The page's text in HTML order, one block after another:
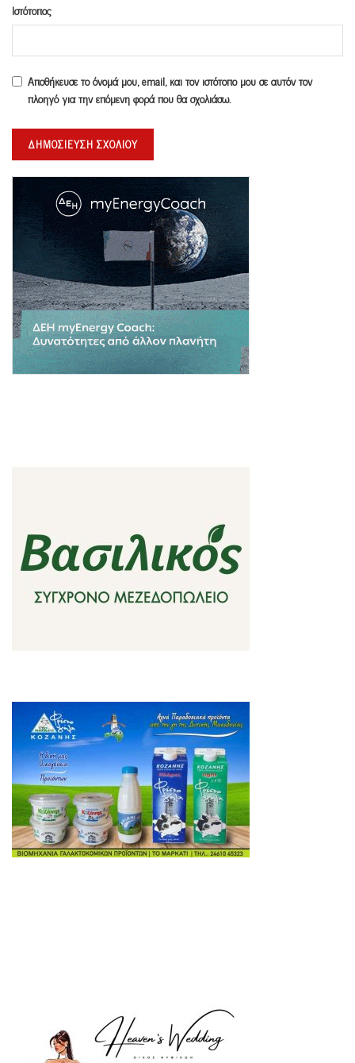
Ιστότοπος
Αποθήκευσε το όνομά μου, email, και τον ιστότοπο μου σε αυτόν τον
πλοηγό για την επόμενη φορά που θα σχολιάσω.